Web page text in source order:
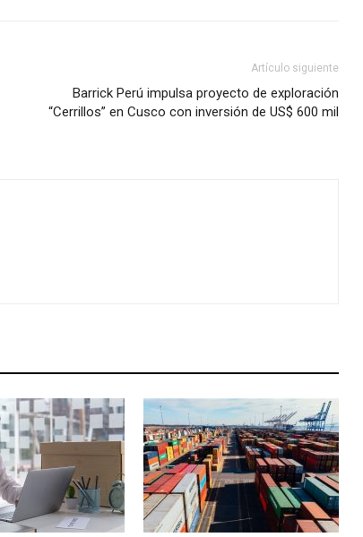
Artículo siguiente
Barrick Perú impulsa proyecto de exploración
“Cerrillos” en Cusco con inversión de US$ 600 mil